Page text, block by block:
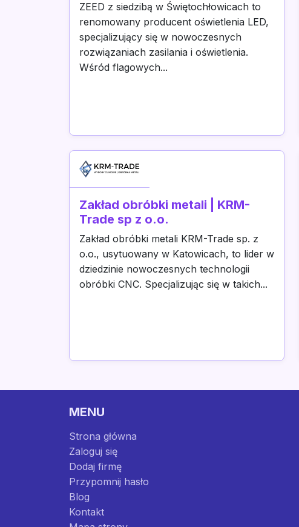
ZEED z siedzibą w Świętochłowicach to
renomowany producent oświetlenia LED,
specjalizujący się w nowoczesnych
rozwiązaniach zasilania i oświetlenia.
Wśród flagowych...
Zakład obróbki metali | KRM-
Trade sp z o.o.
Zakład obróbki metali KRM-Trade sp. z
o.o., usytuowany w Katowicach, to lider w
dziedzinie nowoczesnych technologii
obróbki CNC. Specjalizując się w takich...
MENU
Strona główna
Zaloguj się
Dodaj firmę
Przypomnij hasło
Blog
Kontakt